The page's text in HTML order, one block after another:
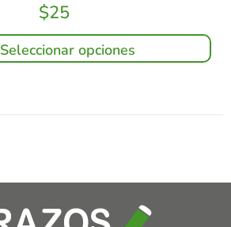
$25
Seleccionar opciones